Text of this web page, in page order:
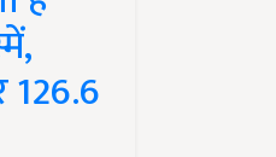
126.6